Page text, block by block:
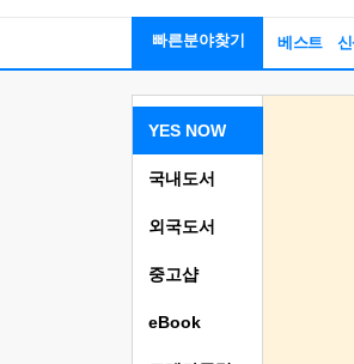
빠른분야찾기 베스트
YES NOW
국내도서
외국도서
중고샵
eBook